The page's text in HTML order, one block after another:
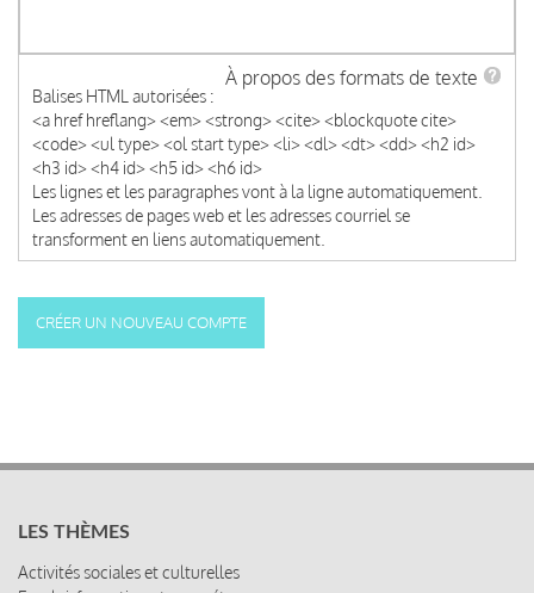
À propos des formats de texte
Balises HTML autorisées :
<a href hreflang> <em> <strong> <cite> <blockquote cite>
<code> <ul type> <ol start type> <li> <dl> <dt> <dd> <h2 id>
<h3 id> <h4 id> <h5 id> <h6 id>
Les lignes et les paragraphes vont à la ligne automatiquement.
Les adresses de pages web et les adresses courriel se
transforment en liens automatiquement.
LES THÈMES
Activités sociales et culturelles